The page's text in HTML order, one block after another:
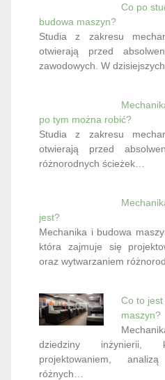
Co po
budowa maszyn?
Studia z zakresu
otwierają przed
zawodowych. W
po tym można robić?
Studia z zakresu
otwierają przed
różnorodnych ścieżek…
jest?
Mechanika i budowa
która zajmuje się
oraz wytwarzaniem
Co to
maszyn?
dziedziny
projektowaniem,
różnych…